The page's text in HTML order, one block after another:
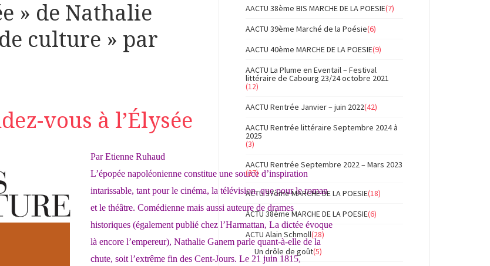
» de Nathalie
culture » par
vous à l’Élysée
Par Etienne Ruhaud
L’épopée napoléonienne constitue une source d’inspiration
intarissable, tant pour le cinéma, la télévision, que pour le roman
et le théâtre. Comédienne mais aussi auteure de drames
historiques (également publié chez l’Harmattan, La dictée évoque
là encore l’empereur), Nathalie Ganem parle quant-à-elle de la
chute, soit l’extrême fin des Cent-Jours. Le 21 juin 1815,
AACTU 38ème BIS MARCHE DE LA POESIE(7)
AACTU 39ème Marché de la Poésie(6)
AACTU 40ème MARCHE DE LA POESIE(9)
AACTU La Plume en Eventail – Festival
littéraire de Cabourg 23/24 octobre 2021
(12)
AACTU Rentrée Janvier – juin 2022(42)
AACTU Rentrée littéraire Septembre 2024 à
2025
(3)
AACTU Rentrée Septembre 2022 – Mars 2023
(27)
ACTU 37ème MARCHE DE LA POESIE(18)
ACTU 38ème MARCHE DE LA POESIE(6)
ACTU Alain Schmoll(28)
Un drôle de goût(5)